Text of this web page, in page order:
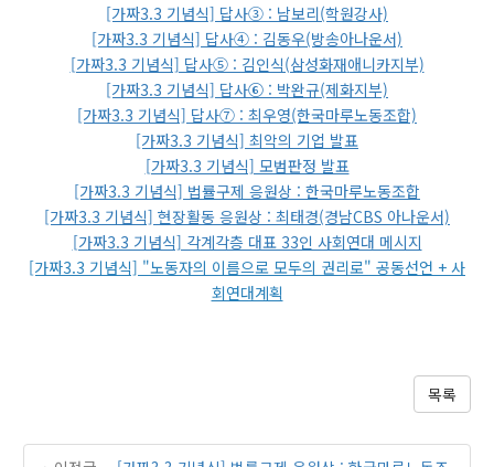
[가짜3.3 기념식] 답사③ : 남보리(학원강사)
[가짜3.3 기념식] 답사④ : 김동우(방송아나운서)
[가짜3.3 기념식] 답사⑤ : 김인식(삼성화재애니카지부)
[가짜3.3 기념식] 답사⑥ : 박완규(제화지부)
[가짜3.3 기념식] 답사⑦ : 최우영(한국마루노동조합)
[가짜3.3 기념식] 최악의 기업 발표
[가짜3.3 기념식] 모범판정 발표
[가짜3.3 기념식] 법률구제 응원상 : 한국마루노동조합
[가짜3.3 기념식] 현장활동 응원상 : 최태경(경남CBS 아나운서)
[가짜3.3 기념식] 각계각층 대표 33인 사회연대 메시지
[가짜3.3 기념식] "노동자의 이름으로 모두의 권리로" 공동선언 + 사
회연대계획
목록